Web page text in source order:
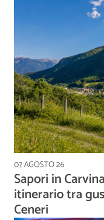
07 AGOSTO 26
Sapori in
itinerario tra
Ceneri